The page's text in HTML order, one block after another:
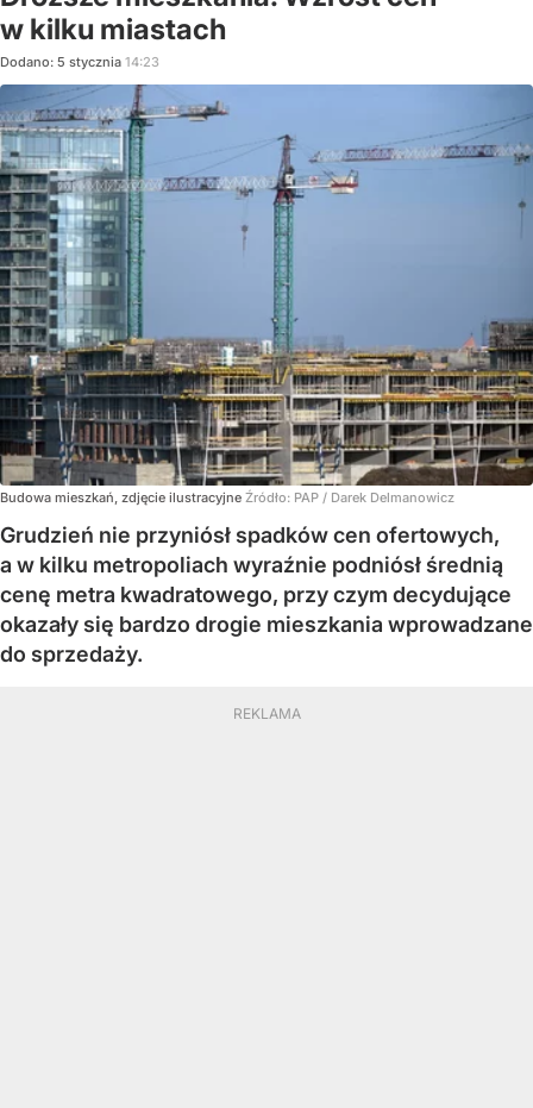
w kilku miastach
Dodano: 5 stycznia 14:23
Budowa mieszkań, zdjęcie ilustracyjne Źródło: PAP / Darek Delmanowicz
Grudzień nie przyniósł spadków cen ofertowych,
a w kilku metropoliach wyraźnie podniósł średnią
cenę metra kwadratowego, przy czym decydujące
okazały się bardzo drogie mieszkania wprowadzane
do sprzedaży.